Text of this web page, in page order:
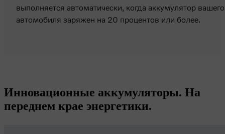
выполняется автоматически, когда аккумулятор вашего
автомобиля заряжен на 20 процентов или более.
Инновационные аккумуляторы. На
переднем крае энергетики.